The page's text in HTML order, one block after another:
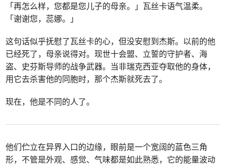
「再怎么样，您都是您儿子的母亲。」瓦丝卡语气温柔。
「谢谢您，蕊娜。」
这句话似乎抚慰了瓦丝卡的心，但没安慰到杰斯。以前的他
已经死了，母亲说得对。现世十会盟、立誓的守护者、海
盗、史芬斯导师的战争武器。当非瑞克西亚夺取他的身体，
用它去杀害他的同胞时，那个杰斯就死去了。
现在，他是不同的人了。
他们伫立在异界入口的边缘，眼前是一个宽阔的蓝色三角
形，不管是外观、感觉、气味都是如此熟悉，它的能量波动